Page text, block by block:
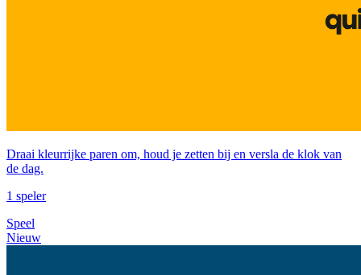
Draai kleurrijke paren om, houd je zetten bij en versla de klok van
de dag.
1 speler
Speel
Nieuw